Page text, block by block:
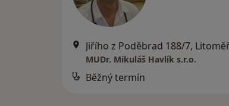
Jiřího z Poděbrad 188/7,
MUDr. Mikuláš Havlík s.r.o.
Běžný termín